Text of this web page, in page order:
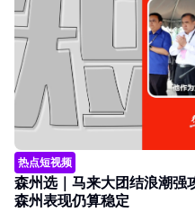
热点短视频
森州选｜马来大团结浪潮强
森州表现仍算稳定